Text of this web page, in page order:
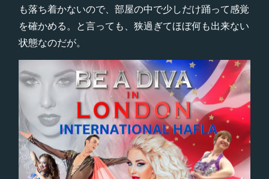
も落ち着かないので、部屋の中で少しだけ踊って感覚
を確かめる。と言っても、狭過ぎてほぼ何も出来ない
状態なのだが。